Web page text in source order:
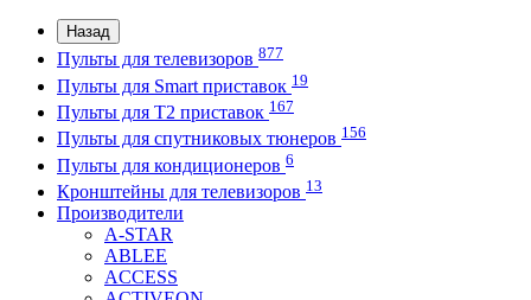
Назад
Пульты для телевизоров 877
Пульты для Smart приставок 19
Пульты для Т2 приставок 167
Пульты для спутниковых тюнеров 156
Пульты для кондиционеров 6
Кронштейны для телевизоров 13
Производители
A-STAR
ABLEE
ACCESS